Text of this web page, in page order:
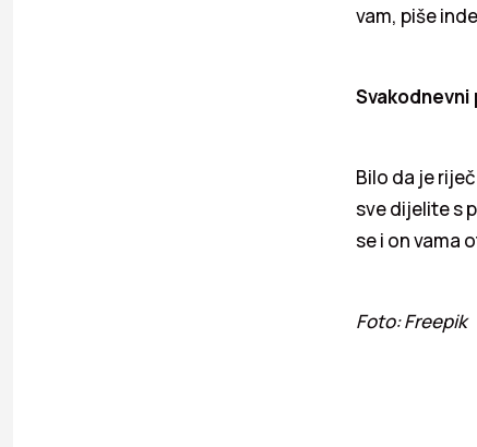
vam, piše
Bilo da je
sve dijelite s
se i on vama
Foto: Freepik